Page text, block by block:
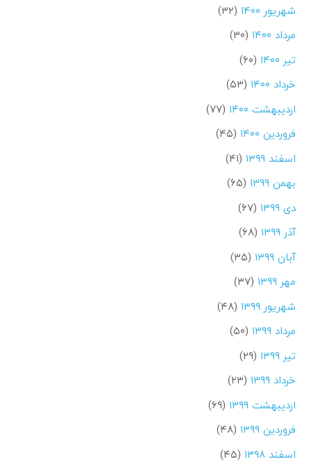
شهریور ۱۴۰۰
(۳۲)
مرداد ۱۴۰۰
(۳۰)
تیر ۱۴۰۰
(۶۰)
خرداد ۱۴۰۰
(۵۳)
اردیبهشت ۱۴۰۰
(۷۷)
فروردین ۱۴۰۰
(۴۵)
اسفند ۱۳۹۹
(۴۱)
بهمن ۱۳۹۹
(۶۵)
دی ۱۳۹۹
(۶۷)
آذر ۱۳۹۹
(۶۸)
آبان ۱۳۹۹
(۳۵)
مهر ۱۳۹۹
(۳۷)
شهریور ۱۳۹۹
(۴۸)
مرداد ۱۳۹۹
(۵۰)
تیر ۱۳۹۹
(۲۹)
خرداد ۱۳۹۹
(۲۳)
اردیبهشت ۱۳۹۹
(۶۹)
فروردین ۱۳۹۹
(۴۸)
اسفند ۱۳۹۸
(۴۵)